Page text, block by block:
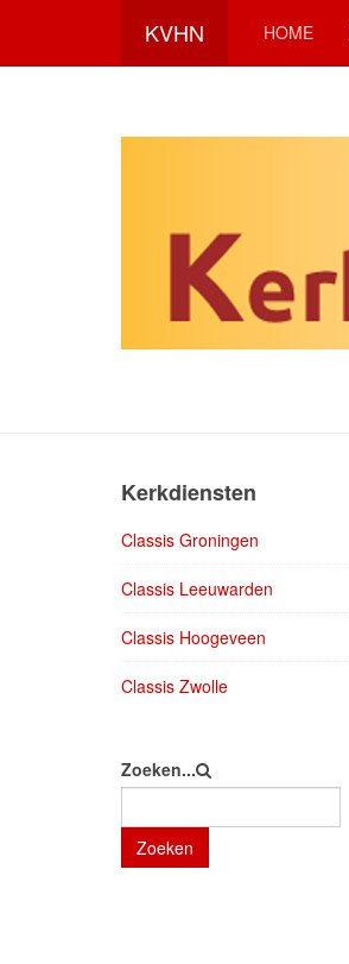
KVHN HOME
Kerkdiensten
Classis Groningen
Classis Leeuwarden
Classis Hoogeveen
Classis Zwolle
Zoeken...
Zoeken